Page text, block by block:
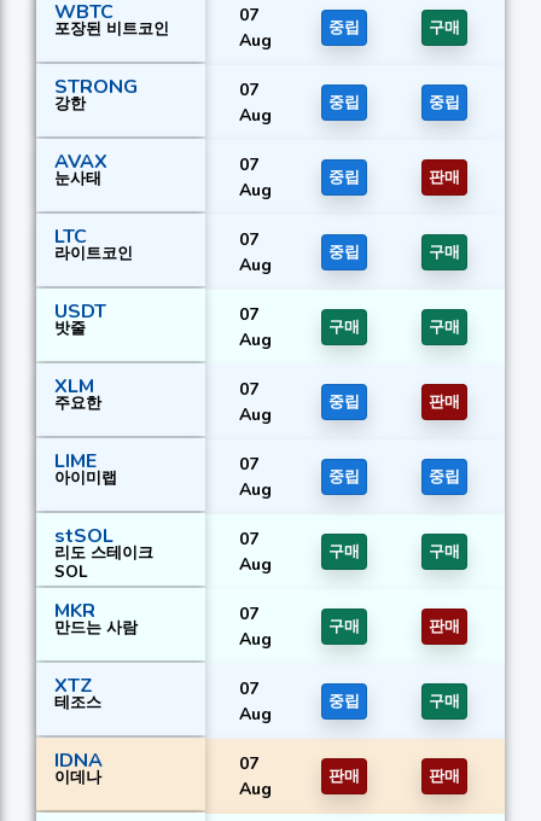
WBTC
포장된 비트코인
07
Aug
중립 구매
STRONG
강한
07
Aug
중립 중립
AVAX
눈사태
07
Aug
중립 판매
LTC
라이트코인
07
Aug
중립 구매
USDT
밧줄
07
Aug
구매 구매
XLM
주요한
07
Aug
중립 판매
LIME
아이미랩
07
Aug
중립 중립
stSOL
리도 스테이크
SOL
07
Aug
구매 구매
MKR
만드는 사람
07
Aug
구매 판매
XTZ
테조스
07
Aug
중립 구매
IDNA
이데나
07
Aug
판매 판매